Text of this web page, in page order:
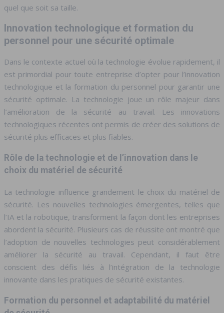
quel que soit sa taille.
Innovation technologique et formation du
personnel pour une sécurité optimale
Dans le contexte actuel où la technologie évolue rapidement, il
est primordial pour toute entreprise d’opter pour l’innovation
technologique et la formation du personnel pour garantir une
sécurité optimale. La technologie joue un rôle majeur dans
l’amélioration de la sécurité au travail. Les innovations
technologiques récentes ont permis de créer des solutions de
sécurité plus efficaces et plus fiables.
Rôle de la technologie et de l’innovation dans le
choix du matériel de sécurité
La technologie influence grandement le choix du matériel de
sécurité. Les nouvelles technologies émergentes, telles que
l’IA et la robotique, transforment la façon dont les entreprises
abordent la sécurité. Plusieurs cas de réussite ont montré que
l’adoption de nouvelles technologies peut considérablement
améliorer la sécurité au travail. Cependant, il faut être
conscient des défis liés à l’intégration de la technologie
innovante dans les pratiques de sécurité existantes.
Formation du personnel et adaptabilité du matériel